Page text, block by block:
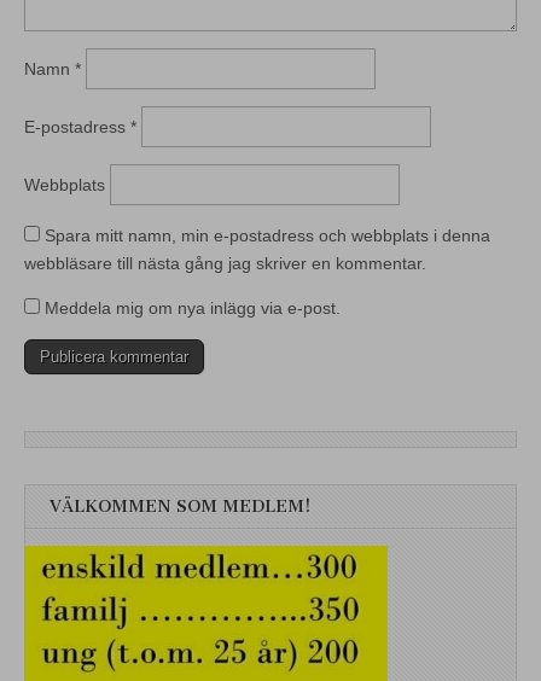
Namn *
E-postadress *
Webbplats
Spara mitt namn, min e-postadress och webbplats i denna
webbläsare till nästa gång jag skriver en kommentar.
Meddela mig om nya inlägg via e-post.
VÄLKOMMEN SOM MEDLEM!